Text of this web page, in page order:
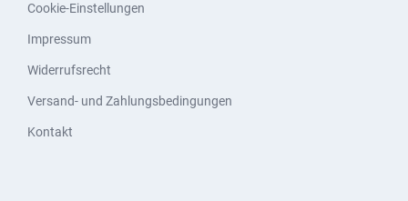
Cookie-Einstellungen
Impressum
Widerrufsrecht
Versand- und Zahlungsbedingungen
Kontakt